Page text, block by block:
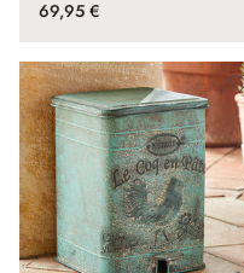
69,95 €